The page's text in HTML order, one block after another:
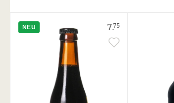
7.75
NEU